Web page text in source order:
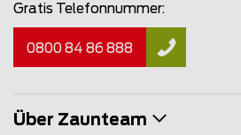
Gratis Telefonnummer:
0800 84 86 888
Über Zaunteam